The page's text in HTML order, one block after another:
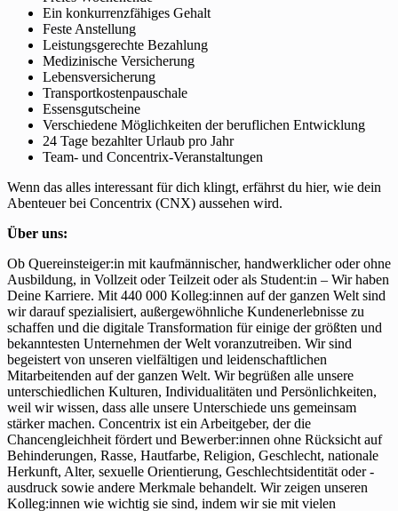
Ein konkurrenzfähiges Gehalt
Feste Anstellung
Leistungsgerechte Bezahlung
Medizinische Versicherung
Lebensversicherung
Transportkostenpauschale
Essensgutscheine
Verschiedene Möglichkeiten der beruflichen Entwicklung
24 Tage bezahlter Urlaub pro Jahr
Team- und Concentrix-Veranstaltungen
Wenn das alles interessant für dich klingt, erfährst du hier, wie dein
Abenteuer bei Concentrix (CNX) aussehen wird.
Über uns:
Ob Quereinsteiger:in mit kaufmännischer, handwerklicher oder ohne
Ausbildung, in Vollzeit oder Teilzeit oder als Student:in – Wir haben
Deine Karriere. Mit 440 000 Kolleg:innen auf der ganzen Welt sind
wir darauf spezialisiert, außergewöhnliche Kundenerlebnisse zu
schaffen und die digitale Transformation für einige der größten und
bekanntesten Unternehmen der Welt voranzutreiben. Wir sind
begeistert von unseren vielfältigen und leidenschaftlichen
Mitarbeitenden auf der ganzen Welt. Wir begrüßen alle unsere
unterschiedlichen Kulturen, Individualitäten und Persönlichkeiten,
weil wir wissen, dass alle unsere Unterschiede uns gemeinsam
stärker machen. Concentrix ist ein Arbeitgeber, der die
Chancengleichheit fördert und Bewerber:innen ohne Rücksicht auf
Behinderungen, Rasse, Hautfarbe, Religion, Geschlecht, nationale
Herkunft, Alter, sexuelle Orientierung, Geschlechtsidentität oder -
ausdruck sowie andere Merkmale behandelt. Wir zeigen unseren
Kolleg:innen wie wichtig sie sind, indem wir sie mit vielen